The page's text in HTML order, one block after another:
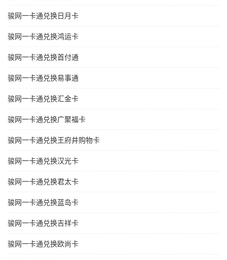
骏网一卡通兑换日月卡
骏网一卡通兑换鸿运卡
骏网一卡通兑换首付通
骏网一卡通兑换易事通
骏网一卡通兑换汇金卡
骏网一卡通兑换广聚福卡
骏网一卡通兑换王府井购物卡
骏网一卡通兑换汉光卡
骏网一卡通兑换君太卡
骏网一卡通兑换蓝岛卡
骏网一卡通兑换吉祥卡
骏网一卡通兑换欧尚卡